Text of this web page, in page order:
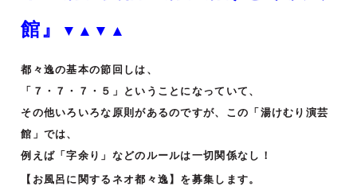
館』
▼▲▼▲
都々逸の基本の節回しは、
「７・７・７・５」ということになっていて、
その他いろいろな原則があるのですが、この「湯けむり演芸
館」では、
例えば「字余り」などのルールは一切関係なし！
【お風呂に関するネオ都々逸】を募集します。